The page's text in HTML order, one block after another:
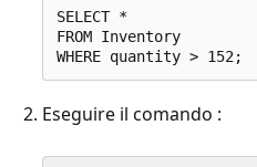
SELECT *
FROM Inventory
Eseguire il comando :